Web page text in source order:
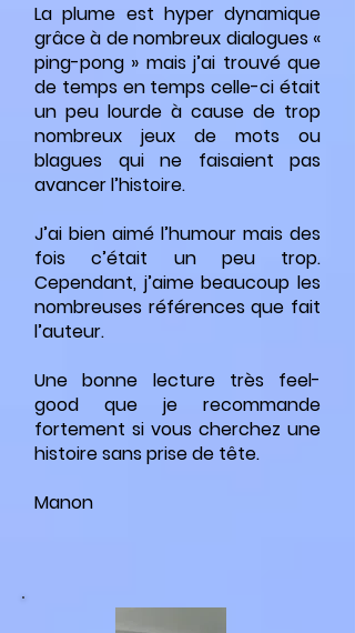
La plume est hyper dynamique
grâce à de nombreux dialogues «
ping-pong » mais j’ai trouvé que
de temps en temps celle-ci était
un peu lourde à cause de trop
nombreux jeux de mots ou
blagues qui ne faisaient pas
avancer l’histoire.
J’ai bien aimé l’humour mais des
fois c’était un peu trop.
Cependant, j’aime beaucoup les
nombreuses références que fait
l’auteur.
Une bonne lecture très feel-
good que je recommande
fortement si vous cherchez une
histoire sans prise de tête.
Manon